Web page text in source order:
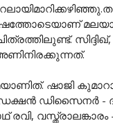
ഷാജി
ഡിസൈനര്‍ -
വസ്ത്രാലങ്കാരം